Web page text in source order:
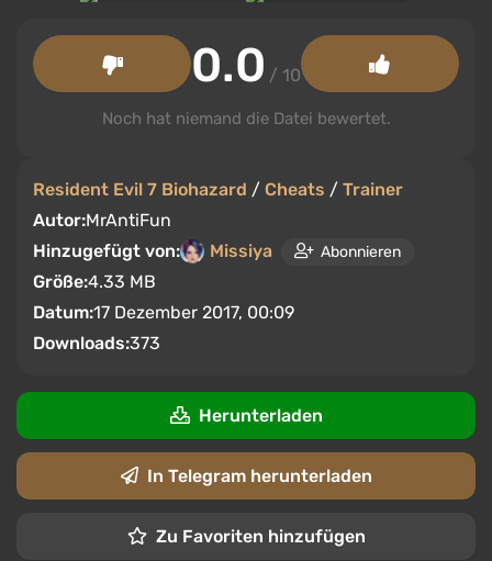
Resident Evil 7 Biohazard / Cheats / Trainer
Autor:MrAntiFun
Hinzugefügt von:
Missiya Abonnieren
Größe:4.33 MB
Datum:17 Dezember 2017, 00:09
Downloads:373
0.0 / 10
Noch hat niemand die Datei bewertet.
Herunterladen
In Telegram herunterladen
Zu Favoriten hinzufügen